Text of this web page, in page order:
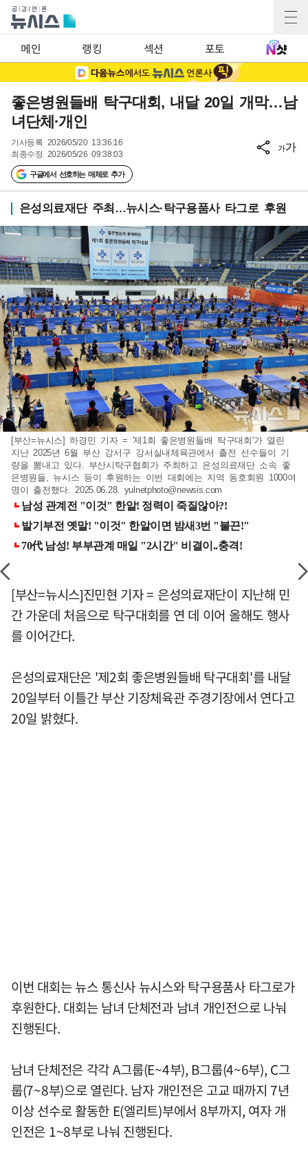
메인 랭킹 섹션 포토
좋은병원들배 탁구대회, 내달 20일 개막…남
녀단체·개인
기사등록 2026/05/20 13:36:16
최종수정 2026/05/26 09:38:03
구글에서 선호하는 매체로 추가
가가
은성의료재단 주최…뉴시스·탁구용품사 타그로 후원
[부산=뉴시스] 하경민 기자 = '제1회 좋은병원들배 탁구대회'가 열린
지난 2025년 6월 부산 강서구 강서실내체육관에서 출전 선수들이 기
량을 뽐내고 있다. 부산시탁구협회가 주최하고 은성의료재단 소속 좋
은병원들, 뉴시스 등이 후원하는 이번 대회에는 지역 동호회원 1000여
명이 출전했다. 2025.06.28. yulnetphoto@newsis.com
[부산=뉴시스]진민현 기자 = 은성의료재단이 지난해 민
간 가운데 처음으로 탁구대회를 연 데 이어 올해도 행사
를 이어간다.
은성의료재단은 '제2회 좋은병원들배 탁구대회'를 내달
20일부터 이틀간 부산 기장체육관 주경기장에서 연다고
20일 밝혔다.
이번 대회는 뉴스 통신사 뉴시스와 탁구용품사 타그로가
후원한다. 대회는 남녀 단체전과 남녀 개인전으로 나눠
진행된다.
남녀 단체전은 각각 A그룹(E~4부), B그룹(4~6부), C그
룹(7~8부)으로 열린다. 남자 개인전은 고교 때까지 7년
이상 선수로 활동한 E(엘리트)부에서 8부까지, 여자 개
인전은 1~8부로 나눠 진행된다.